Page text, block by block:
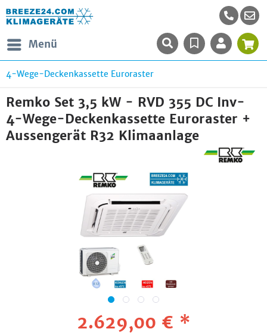
Menü
4-Wege-Deckenkassette Euroraster
Remko Set 3,5 kW - RVD 355 DC Inv-
4-Wege-Deckenkassette Euroraster +
Aussengerät R32 Klimaanlage
2.629,00 € *